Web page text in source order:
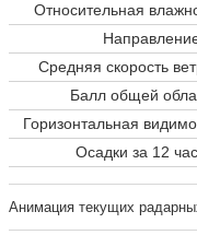
Относительная
Средняя скорость
Балл общей
Горизонтальная
Осадки за 12
Анимация текущих